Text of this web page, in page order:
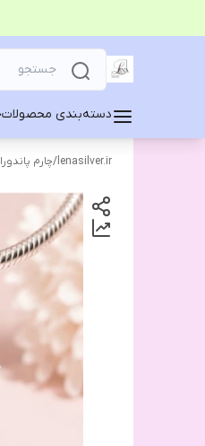
دسته‌بندی محصولات
lenasilver.ir
/چارم پاندورا